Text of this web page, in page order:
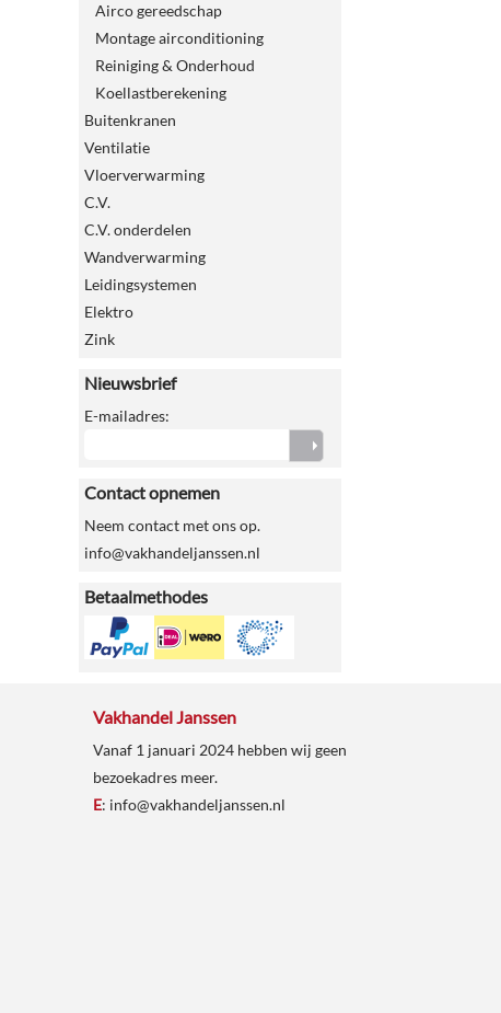
Airco gereedschap
Montage airconditioning
Reiniging & Onderhoud
Koellastberekening
Buitenkranen
Ventilatie
Vloerverwarming
C.V.
C.V. onderdelen
Wandverwarming
Leidingsystemen
Elektro
Zink
Nieuwsbrief
E-mailadres:
Contact opnemen
Neem contact met ons op.
info@vakhandeljanssen.nl
Betaalmethodes
Vakhandel Janssen
Vanaf 1 januari 2024 hebben wij geen
bezoekadres meer.
E: info@vakhandeljanssen.nl